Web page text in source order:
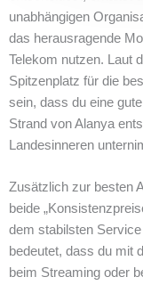
unabhängigen
das herausragende
Telekom nutzen. Laut
Spitzenplatz für die
sein, dass du eine
Strand von Alanya
Landesinneren
Zusätzlich zur besten
beide
dem stabilsten
bedeutet, dass du mit
beim Streaming oder